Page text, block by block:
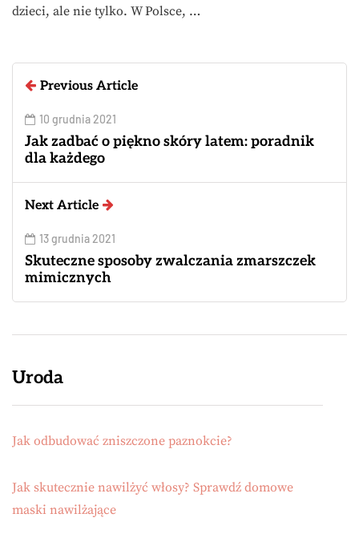
dzieci, ale nie tylko. W Polsce, …
Previous Article
10 grudnia 2021
Jak zadbać o piękno skóry latem: poradnik
dla każdego
Next Article
13 grudnia 2021
Skuteczne sposoby zwalczania zmarszczek
mimicznych
Uroda
Jak odbudować zniszczone paznokcie?
Jak skutecznie nawilżyć włosy? Sprawdź domowe
maski nawilżające